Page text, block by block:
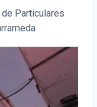
de Particulares